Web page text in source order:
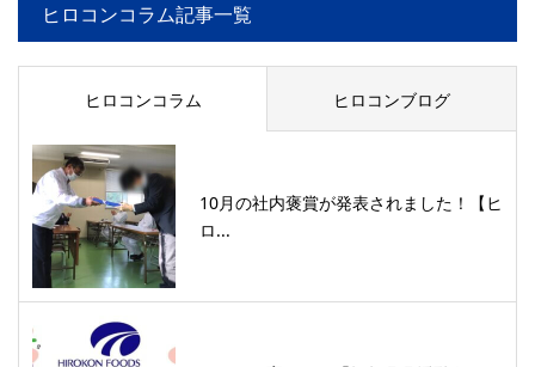
ヒロコンコラム記事一覧
ヒロコンコラム ヒロコンブログ
10月の社内褒賞が発表されました！【ヒ
ロ...